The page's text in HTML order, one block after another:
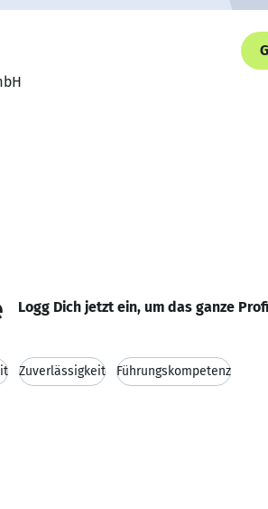
Logg Dich jetzt ein, um das ganze
Zuverlässigkeit Führungskompetenz